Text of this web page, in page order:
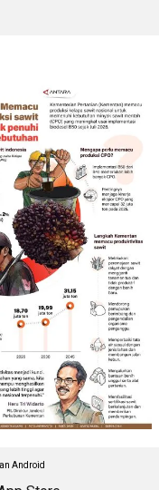
Android